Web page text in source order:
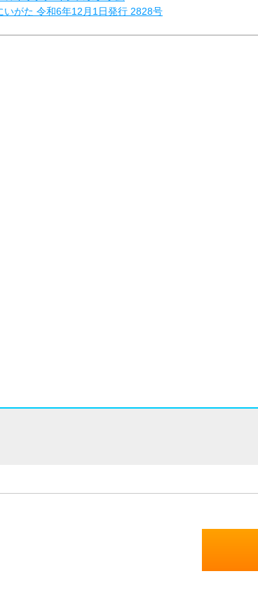
いがた 令和6年12月1日発行 2828号